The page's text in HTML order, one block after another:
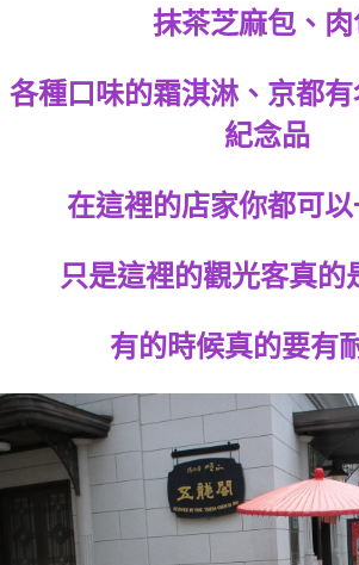
抹茶芝麻包、肉
各種口味的霜淇淋、京都有
紀念品
在這裡的店家你都可
只是這裡的觀光客真的
有的時候真的要有